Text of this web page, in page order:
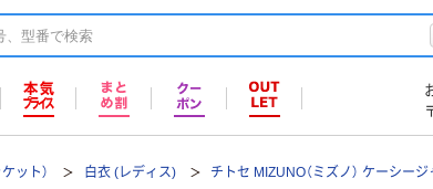
ット） 白衣 (レディス) チトセ MIZUNO（ミズノ） ケーシー